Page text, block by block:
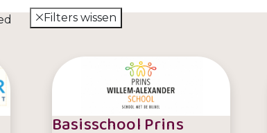
Filters wissen
Basisschool Prins